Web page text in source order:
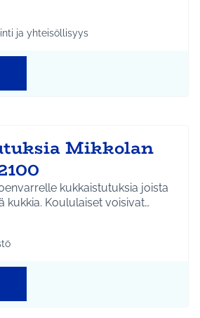
mukaan: Hyrylä
teeman mukaan: Hyvinvointi ja
ja yhteisöllisyys
Mikkolan
kukkaistutuksia joista
kukkia. Koululaiset voisivat…
mukaan: Hyrylä
teeman mukaan: Ympäristö